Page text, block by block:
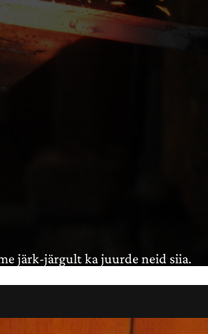
järk-järgult ka juurde neid siia.